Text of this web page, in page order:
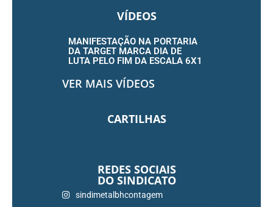
VÍDEOS
MANIFESTAÇÃO NA PORTARIA
DA TARGET MARCA DIA DE
LUTA PELO FIM DA ESCALA 6X1
VER MAIS VÍDEOS
CARTILHAS
REDES SOCIAIS
DO SINDICATO
sindimetalbhcontagem